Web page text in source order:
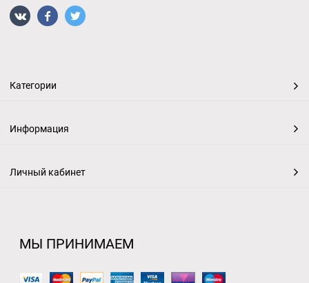
Категории
Информация
Личный кабинет
МЫ ПРИНИМАЕМ